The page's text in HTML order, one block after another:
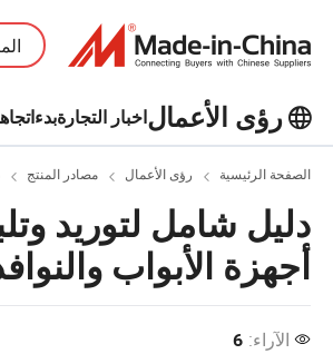
رؤى الأعمالاخبار التجارةبدء
على رؤى الأعمال!
عرض المزيد
الصفحة الرئيسية رؤى الأعمال مصادر المنتج
دليل شامل لتوريد
أجهزة الأبواب
الآراء: 6